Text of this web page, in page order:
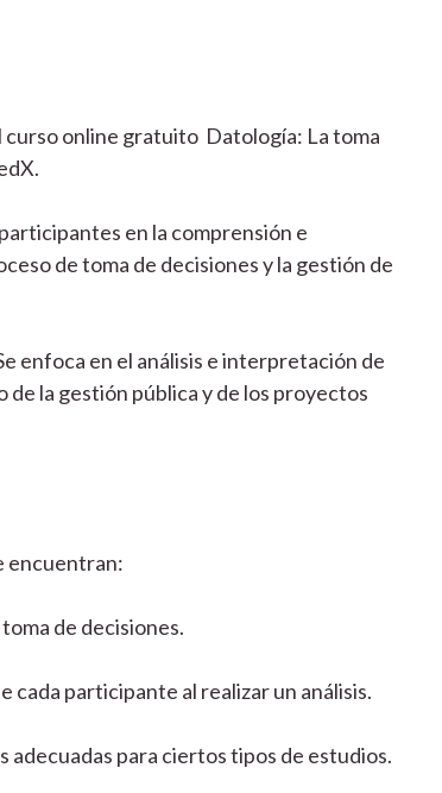
online gratuito Datología: La toma
en la comprensión e
de toma de decisiones y la gestión de
enfoca en el análisis e interpretación de
la gestión pública y de los proyectos
encuentran:
de decisiones.
cada participante al realizar un análisis.
adecuadas para ciertos tipos de estudios.